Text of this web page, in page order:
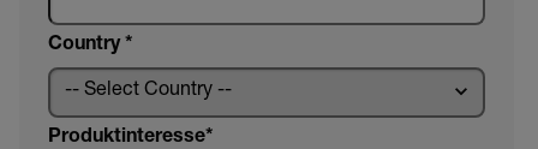
Country *
Produktinteresse